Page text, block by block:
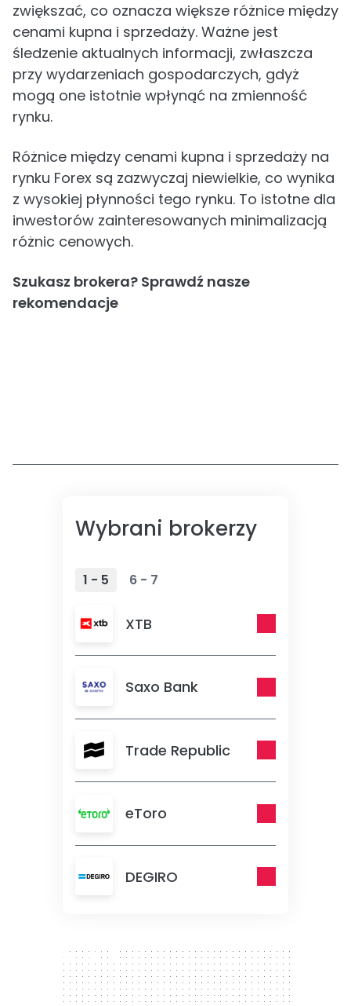
zwiększać, co oznacza większe różnice między
cenami kupna i sprzedaży. Ważne jest
śledzenie aktualnych informacji, zwłaszcza
przy wydarzeniach gospodarczych, gdyż
mogą one istotnie wpłynąć na zmienność
rynku.
Różnice między cenami kupna i sprzedaży na
rynku Forex są zazwyczaj niewielkie, co wynika
z wysokiej płynności tego rynku. To istotne dla
inwestorów zainteresowanych minimalizacją
różnic cenowych.
Szukasz brokera? Sprawdź nasze
rekomendacje
Wybrani brokerzy
1 - 5 6 - 7
XTB
Saxo Bank
Trade Republic
eToro
DEGIRO
300 x 250